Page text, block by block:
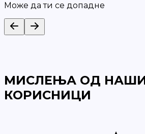
Може да ти се допадне
МИСЛЕЊА ОД
КОРИСНИЦИ